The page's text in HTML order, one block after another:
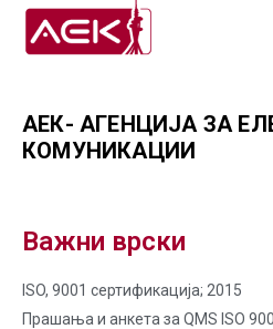
АЕК- АГЕНЦИЈА ЗА
КОМУНИКАЦИИ
Важни врски
ISO, 9001 сертификација; 2015
Прашања и анкета за QMS ISO